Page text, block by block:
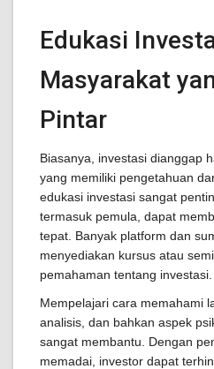
Edukasi
Masyarakat
Pintar
Biasanya, investasi dianggap
yang memiliki pengetahuan
edukasi investasi sangat
termasuk pemula, dapat
tepat. Banyak platform dan
menyediakan kursus atau
pemahaman tentang investasi.
Mempelajari cara memahami
analisis, dan bahkan aspek
sangat membantu. Dengan
memadai, investor dapat